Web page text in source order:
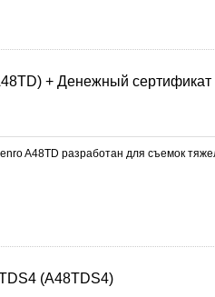
+ Денежный сертификат
A48TD разработан для съемок
(A48TDS4)